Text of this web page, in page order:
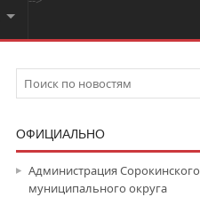
ОФИЦИАЛЬНО
Администрация Сорокинского
муниципального округа